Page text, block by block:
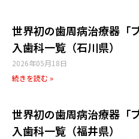
世界初の歯周病治療器「
入歯科一覧（石川県）
2026年05月18日
続きを読む »
世界初の歯周病治療器「
入歯科一覧（福井県）